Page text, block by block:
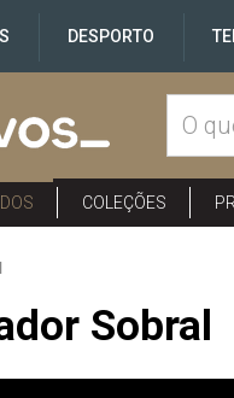
DESPORTO
COLEÇÕES
Sobral